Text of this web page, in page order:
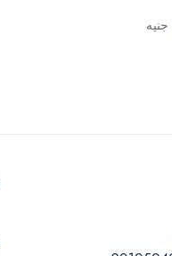
جنيه